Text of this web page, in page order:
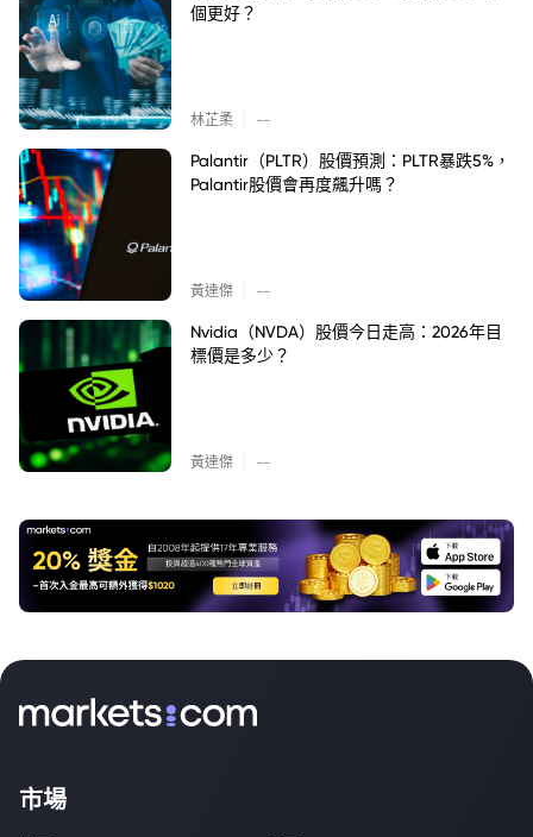
個更好？
林芷柔 --
Palantir（PLTR）股價預測：PLTR暴跌5%，
Palantir股價會再度飆升嗎？
黃達傑 --
Nvidia（NVDA）股價今日走高：2026年目
標價是多少？
黃達傑 --
市場